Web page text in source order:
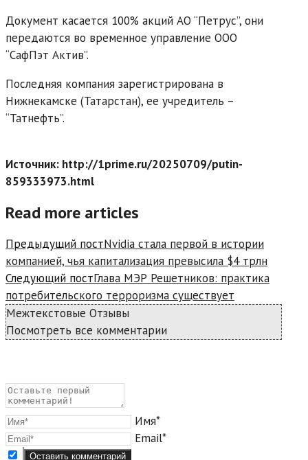
Документ касается 100% акций АО “Петрус”, они
передаются во временное управление ООО
“СафПэт Актив”.
Последняя компания зарегистрирована в
Нижнекамске (Татарстан), ее учредитель –
“Татнефть”.
Источник: http://1prime.ru/20250709/putin-
859333973.html
Read more articles
Предыдущий постNvidia стала первой в истории
компанией, чья капитализация превысила $4 трлн
Следующий постГлава МЭР Решетников: практика
потребительского терроризма существует
Межтекстовые Отзывы
Посмотреть все комментарии
Имя*
Email*